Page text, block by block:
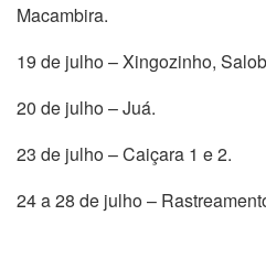
Macambira.
19 de julho – Xingozinho,
20 de julho – Juá.
23 de julho – Caiçara 1 e 2.
24 a 28 de julho –